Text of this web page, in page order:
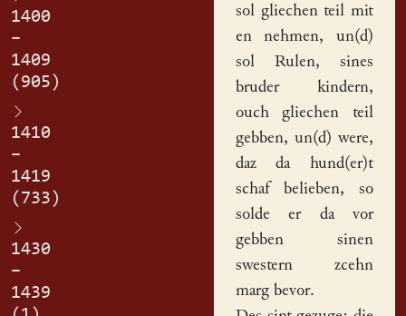
1400
–
1409
(905)
1410
–
1419
(733)
1430
–
1439
sol gliechen teil mit
en nehmen, un(d)
sol Rulen, sines
bruder kindern,
ouch gliechen teil
gebben, un(d) were,
daz da hund(er)t
schaf belieben, so
solde er da vor
gebben sinen
swestern zcehn
marg bevor.